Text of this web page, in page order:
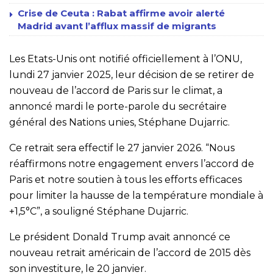
Crise de Ceuta : Rabat affirme avoir alerté
Madrid avant l’afflux massif de migrants
Les Etats-Unis ont notifié officiellement à l’ONU,
lundi 27 janvier 2025, leur décision de se retirer de
nouveau de l’accord de Paris sur le climat, a
annoncé mardi le porte-parole du secrétaire
général des Nations unies, Stéphane Dujarric.
Ce retrait sera effectif le 27 janvier 2026. “Nous
réaffirmons notre engagement envers l’accord de
Paris et notre soutien à tous les efforts efficaces
pour limiter la hausse de la température mondiale à
+1,5°C”, a souligné Stéphane Dujarric.
Le président Donald Trump avait annoncé ce
nouveau retrait américain de l’accord de 2015 dès
son investiture, le 20 janvier.